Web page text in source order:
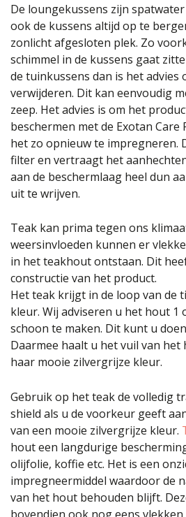
De loungekussens zijn
ook de kussens altijd op te
zonlicht afgesloten plek. Zo
schimmel in de kussens gaat
de tuinkussens dan is het advies
verwijderen. Dit kan eenvoudig
zeep. Het advies is om het
beschermen met de Exotan
het zo opnieuw te impregneren.
filter en vertraagt het
aan de beschermlaag heel dun
uit te wrijven.
Teak kan prima tegen ons
weersinvloeden kunnen er
in het teakhout ontstaan. Dit
constructie van het product.
Het teak krijgt in de loop van de
kleur. Wij adviseren u het hout 1
schoon te maken. Dit kunt u
Daarmee haalt u het vuil van
haar mooie zilvergrijze kleur.
Gebruik op het teak de volledig
shield als u de voorkeur geeft
van een mooie zilvergrijze kleur.
hout een langdurige
olijfolie, koffie etc. Het is een
impregneermiddel waardoor de
van het hout behouden blijft.